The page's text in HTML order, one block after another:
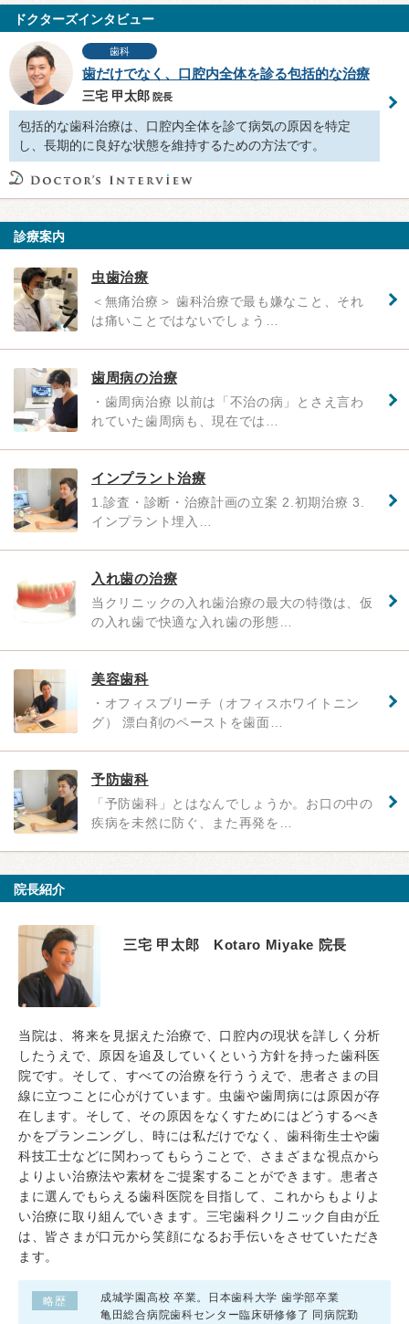
ドクターズインタビュー
歯科
歯だけでなく、口腔内全体を診る包括的な治療
三宅 甲太郎 院長
包括的な歯科治療は、口腔内全体を診て病気の原因を特定
し、長期的に良好な状態を維持するための方法です。
診療案内
虫歯治療
＜無痛治療＞ 歯科治療で最も嫌なこと、それ
は痛いことではないでしょう…
歯周病の治療
・歯周病治療 以前は「不治の病」とさえ言わ
れていた歯周病も、現在では…
インプラント治療
1.診査・診断・治療計画の立案 2.初期治療 3.
インプラント埋入…
入れ歯の治療
当クリニックの入れ歯治療の最大の特徴は、仮
の入れ歯で快適な入れ歯の形態…
美容歯科
・オフィスブリーチ（オフィスホワイトニン
グ） 漂白剤のペーストを歯面…
予防歯科
「予防歯科」とはなんでしょうか。お口の中の
疾病を未然に防ぐ、また再発を…
院長紹介
三宅 甲太郎 Kotaro Miyake 院長
当院は、将来を見据えた治療で、口腔内の現状を詳しく分析
したうえで、原因を追及していくという方針を持った歯科医
院です。そして、すべての治療を行ううえで、患者さまの目
線に立つことに心がけています。虫歯や歯周病には原因が存
在します。そして、その原因をなくすためにはどうするべき
かをプランニングし、時には私だけでなく、歯科衛生士や歯
科技工士などに関わってもらうことで、さまざまな視点から
よりよい治療法や素材をご提案することができます。患者さ
まに選んでもらえる歯科医院を目指して、これからもよりよ
い治療に取り組んでいきます。三宅歯科クリニック自由が丘
は、皆さまが口元から笑顔になるお手伝いをさせていただき
ます。
略歴
成城学園高校 卒業。日本歯科大学 歯学部卒業
亀田総合病院歯科センター臨床研修修了 同病院勤